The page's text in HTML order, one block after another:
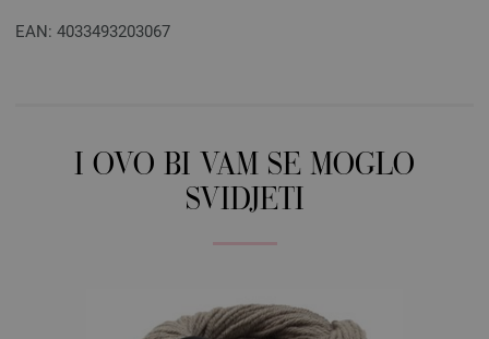
EAN: 4033493203067
I OVO BI VAM SE MOGLO
SVIDJETI